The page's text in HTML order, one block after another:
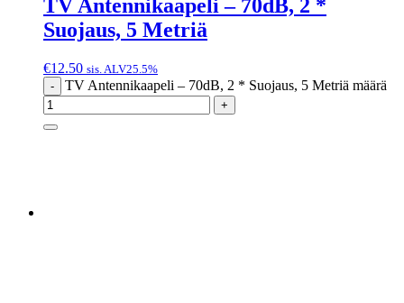
TV Antennikaapeli – 70dB, 2 *
Suojaus, 5 Metriä
€12.50 sis. ALV25.5%
-
TV Antennikaapeli – 70dB, 2 * Suojaus, 5 Metriä määrä
+